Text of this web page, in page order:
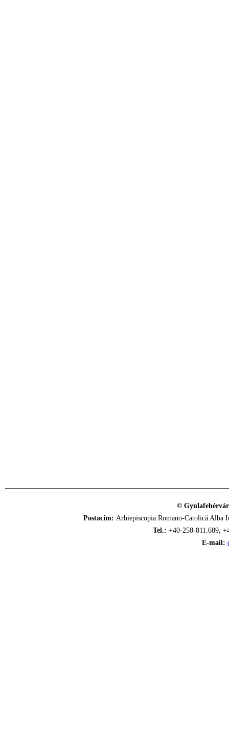
©
Postacím: Arhiepiscopia Romano-Catolică
Tel.: +40-258-811.689,
E-mail: